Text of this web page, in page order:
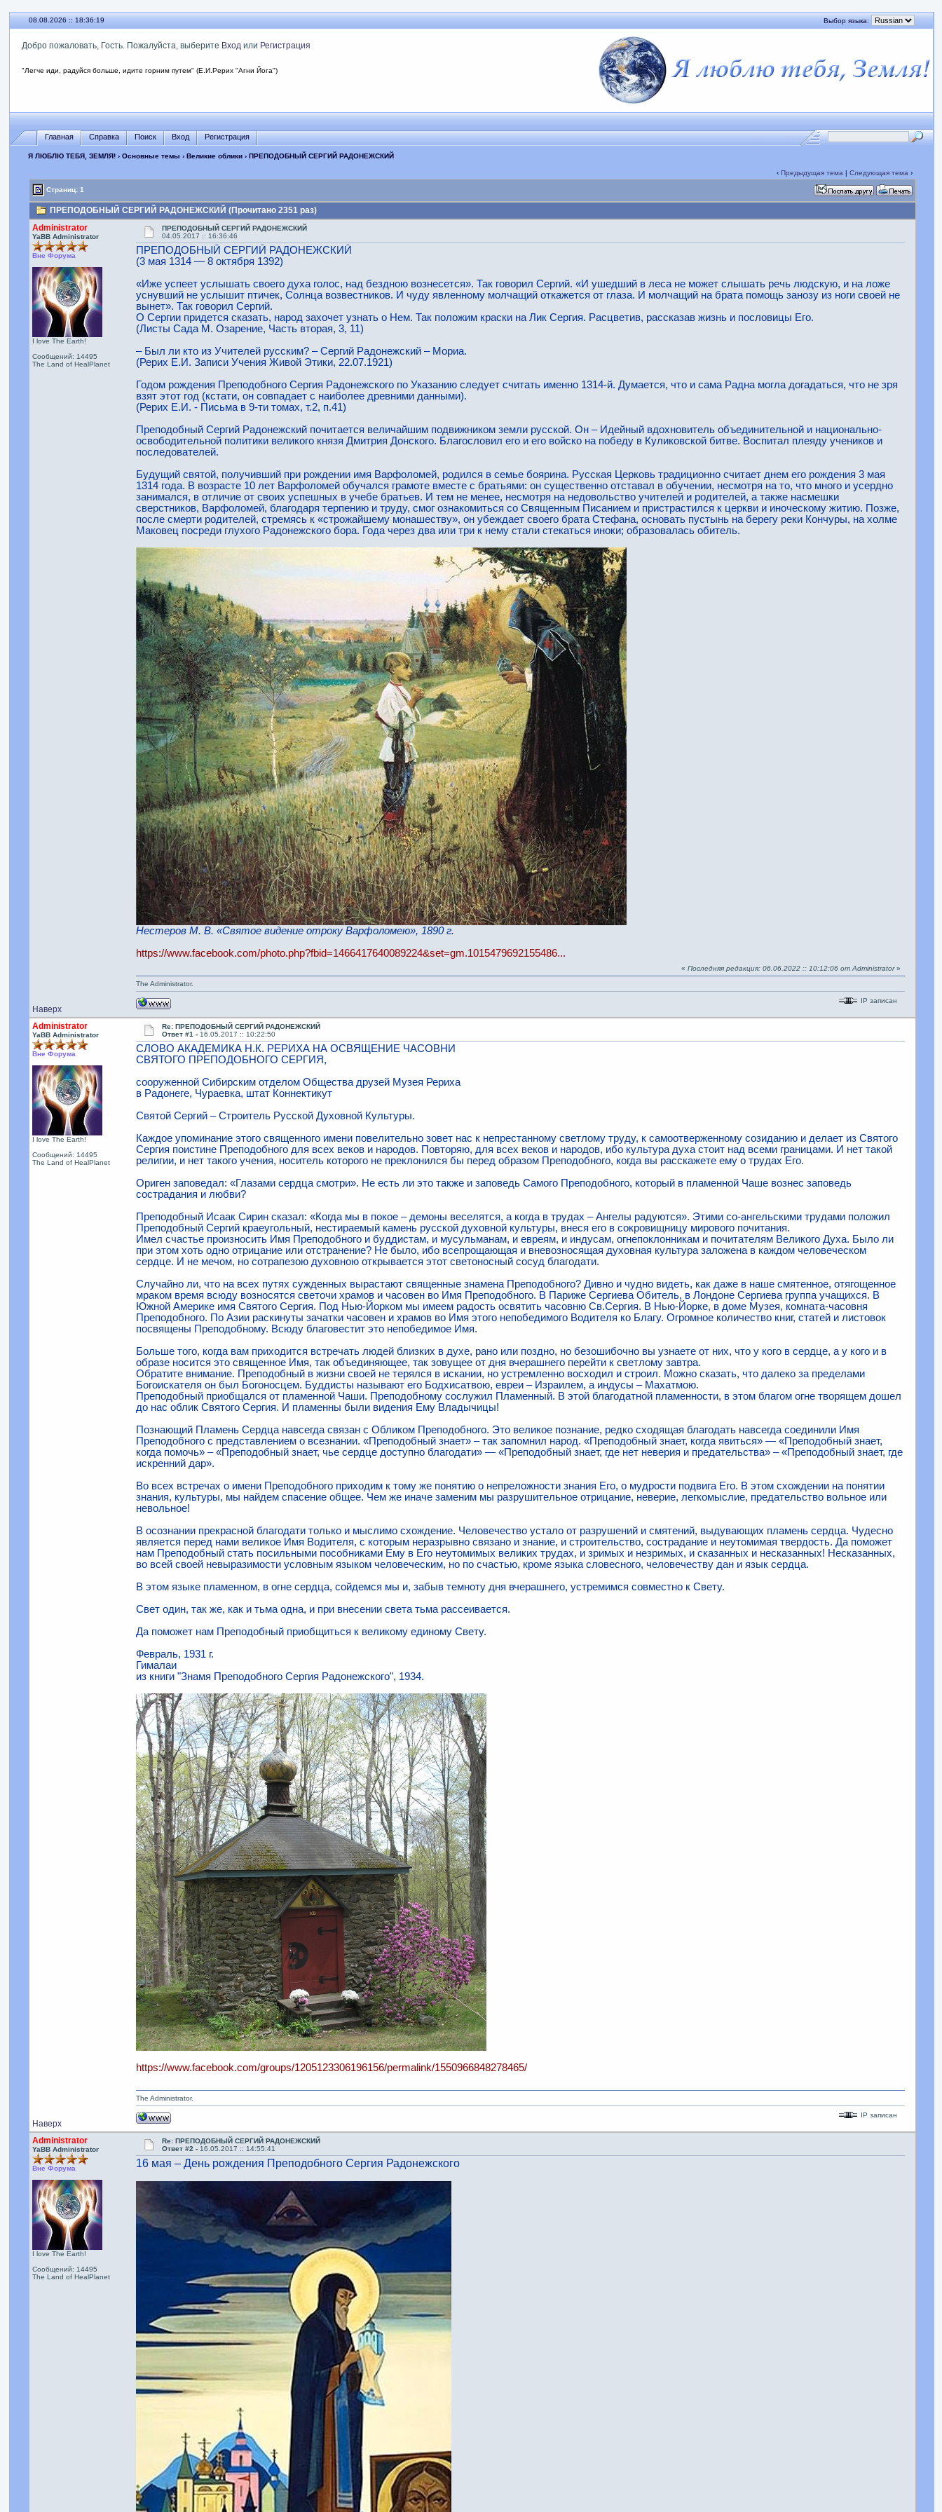
08.08.2026 :: 18:36:20 Выбор языка:
Добро пожаловать, Гость. Пожалуйста, выберите Вход или Регистрация
"Легче иди, радуйся больше, идите горним путем" (Е.И.Рерих "Агни Йога")
Главная Справка Поиск Вход Регистрация
Я ЛЮБЛЮ ТЕБЯ, ЗЕМЛЯ! ›Основные темы ›Великие облики › ПРЕПОДОБНЫЙ СЕРГИЙ РАДОНЕЖСКИЙ
‹ Предыдущая тема | Следующая тема ›
Страниц: 1
ПРЕПОДОБНЫЙ СЕРГИЙ РАДОНЕЖСКИЙ (Прочитано 2351 раз)
Administrator
YaBB Administrator
Вне Форума
I love The Earth!
Сообщений: 14495
The Land of HealPlanet
ПРЕПОДОБНЫЙ СЕРГИЙ РАДОНЕЖСКИЙ
04.05.2017 :: 16:36:46
ПРЕПОДОБНЫЙ СЕРГИЙ РАДОНЕЖСКИЙ
(3 мая 1314 — 8 октября 1392)
«Иже успеет услышать своего духа голос, над бездною вознесется». Так говорил Сергий. «И ушедший в леса не может слышать речь людскую, и на ложе
уснувший не услышит птичек, Солнца возвестников. И чуду явленному молчащий откажется от глаза. И молчащий на брата помощь занозу из ноги своей не
вынет». Так говорил Сергий.
О Сергии придется сказать, народ захочет узнать о Нем. Так положим краски на Лик Сергия. Расцветив, рассказав жизнь и пословицы Его.
(Листы Сада М. Озарение, Часть вторая, 3, 11)
– Был ли кто из Учителей русским? – Сергий Радонежский – Мориа.
(Рерих Е.И. Записи Учения Живой Этики, 22.07.1921)
Годом рождения Преподобного Сергия Радонежского по Указанию следует считать именно 1314-й. Думается, что и сама Радна могла догадаться, что не зря
взят этот год (кстати, он совпадает с наиболее древними данными).
(Рерих Е.И. - Письма в 9-ти томах, т.2, п.41)
Преподобный Сергий Радонежский почитается величайшим подвижником земли русской. Он – Идейный вдохновитель объединительной и национально-
освободительной политики великого князя Дмитрия Донского. Благословил его и его войско на победу в Куликовской битве. Воспитал плеяду учеников и
последователей.
Будущий святой, получивший при рождении имя Варфоломей, родился в семье боярина. Русская Церковь традиционно считает днем его рождения 3 мая
1314 года. В возрасте 10 лет Варфоломей обучался грамоте вместе с братьями: он существенно отставал в обучении, несмотря на то, что много и усердно
занимался, в отличие от своих успешных в учебе братьев. И тем не менее, несмотря на недовольство учителей и родителей, а также насмешки
сверстников, Варфоломей, благодаря терпению и труду, смог ознакомиться со Священным Писанием и пристрастился к церкви и иноческому житию. Позже,
после смерти родителей, стремясь к «строжайшему монашеству», он убеждает своего брата Стефана, основать пустынь на берегу реки Кончуры, на холме
Маковец посреди глухого Радонежского бора. Года через два или три к нему стали стекаться иноки; образовалась обитель.
Нестеров М. В. «Святое видение отроку Варфоломею», 1890 г.
https://www.facebook.com/photo.php?fbid=1466417640089224&set=gm.1015479692155486...
Наверх
« Последняя редакция: 06.06.2022 :: 10:12:06 от Administrator»
The Administrator.
IP записан
Administrator
YaBB Administrator
Вне Форума
I love The Earth!
Сообщений: 14495
The Land of HealPlanet
Re: ПРЕПОДОБНЫЙ СЕРГИЙ РАДОНЕЖСКИЙ
Ответ #1 - 16.05.2017 :: 10:22:50
СЛОВО АКАДЕМИКА Н.К. РЕРИХА НА ОСВЯЩЕНИЕ ЧАСОВНИ
СВЯТОГО ПРЕПОДОБНОГО СЕРГИЯ,
сооруженной Сибирским отделом Общества друзей Музея Рериха
в Радонеге, Чураевка, штат Коннектикут
Святой Сергий – Строитель Русской Духовной Культуры.
Каждое упоминание этого священного имени повелительно зо­вет нас к непрестанному светлому труду, к самоотверженному со­зиданию и делает из Святого
Сергия поистине Преподобного для всех веков и народов. Повторяю, для всех веков и народов, ибо культура духа стоит над всеми границами. И нет такой
религии, и нет такого учения, носитель которого не преклонился бы перед об­разом Преподобного, когда вы расскажете ему о трудах Его.
Ориген заповедал: «Глазами сердца смотри». Не есть ли это также и заповедь Самого Преподобного, который в пламенной Ча­ше вознес заповедь
сострадания и любви?
Преподобный Исаак Сирин сказал: «Когда мы в покое – де­моны веселятся, а когда в трудах – Ангелы радуются». Этими со-ангельскими трудами положил
Преподобный Сергий краеуголь­ный, нестираемый камень русской духовной культуры, внеся его в сокровищницу мирового почитания.
Имел счастье произносить Имя Преподобного и буддистам, и мусульманам, и евреям, и индусам, огнепоклонникам и почитате­лям Великого Духа. Было ли
при этом хоть одно отрицание или отстранение? Не было, ибо всепрощающая и вневозносящая духов­ная культура заложена в каждом человеческом
сердце. И не ме­чом, но сотрапезою духовною открывается этот светоносный сосуд благодати.
Случайно ли, что на всех путях сужденных вырастают свя­щенные знамена Преподобного? Дивно и чудно видеть, как даже в наше смятенное, отягощенное
мраком время всюду возносятся све­точи храмов и часовен во Имя Преподобного. В Париже Сергиева Обитель, в Лондоне Сергиева группа учащихся. В
Южной Амери­ке имя Святого Сергия. Под Нью-Йорком мы имеем радость освя­тить часовню Св.Сергия. В Нью-Йорке, в доме Музея, комната-часовня
Преподобного. По Азии раскинуты зачатки часовен и хра­мов во Имя этого непобедимого Водителя ко Благу. Огромное ко­личество книг, статей и листовок
посвящены Преподобному. Всю­ду благовестит это непобедимое Имя.
Больше того, когда вам приходится встречать людей близких в духе, рано или поздно, но безошибочно вы узнаете от них, что у кого в сердце, а у кого и в
образе носится это священное Имя, так объединяющее, так зовущее от дня вчерашнего перейти к светло­му завтра.
Обратите внимание. Преподобный в жизни своей не терялся в искании, но устремленно восходил и строил. Можно сказать, что далеко за пределами
Богоискателя он был Богоносцем. Буддисты называют его Бодхисатвою, евреи – Израилем, а индусы – Ма­хатмою.
Преподобный приобщался от пламенной Чаши. Преподобному сослужил Пламенный. В этой благодатной пламенности, в этом благом огне творящем дошел
до нас облик Святого Сергия. И пла­менны были видения Ему Владычицы!
Познающий Пламень Сердца навсегда связан с Обликом Пре­подобного. Это великое познание, редко сходящая благодать на­всегда соединили Имя
Преподобного с представлением о всезна­нии. «Преподобный знает» – так запомнил народ. «Преподобный знает, когда явиться» — «Преподобный знает,
когда помочь» – «Преподобный знает, чье сердце доступно благодати» — «Препо­добный знает, где нет неверия и предательства» – «Преподобный знает, где
искренний дар».
Во всех встречах о имени Преподобного приходим к тому же понятию о непреложности знания Его, о мудрости подвига Его. В этом схождении на понятии
знания, культуры, мы найдем спасе­ние общее. Чем же иначе заменим мы разрушительное отрицание, неверие, легкомыслие, предательство вольное или
невольное!
В осознании прекрасной благодати только и мыслимо схожде­ние. Человечество устало от разрушений и смятений, выдувающих пламень сердца. Чудесно
является перед нами великое Имя Води­теля, с которым неразрывно связано и знание, и строительство, сострадание и неутомимая твердость. Да поможет
нам Преподоб­ный стать посильными пособниками Ему в Его неутомимых вели­ких трудах, и зримых и незримых, и сказанных и несказанных! Несказанных,
во всей своей невыразимости условным языком че­ловеческим, но по счастью, кроме языка словесного, человечеству дан и язык сердца.
В этом языке пламенном, в огне сердца, сойдемся мы и, забыв темноту дня вчерашнего, устремимся совместно к Свету.
Свет один, так же, как и тьма одна, и при внесении света тьма рассеивается.
Да поможет нам Преподобный приобщиться к великому еди­ному Свету.
Февраль, 1931 г.
Гималаи
из книги "Знамя Преподобного Сергия Радонежского", 1934.
https://www.facebook.com/groups/1205123306196156/permalink/1550966848278465/
Наверх
The Administrator.
IP записан
Administrator
YaBB Administrator
Вне Форума
I love The Earth!
Сообщений: 14495
The Land of HealPlanet
Re: ПРЕПОДОБНЫЙ СЕРГИЙ РАДОНЕЖСКИЙ
Ответ #2 - 16.05.2017 :: 14:55:41
16 мая – День рождения Преподобного Сергия Радонежского